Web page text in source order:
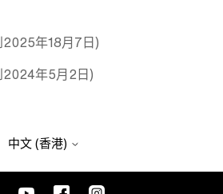
2025年18月7日)
2024年5月2日)
中文 (香港)